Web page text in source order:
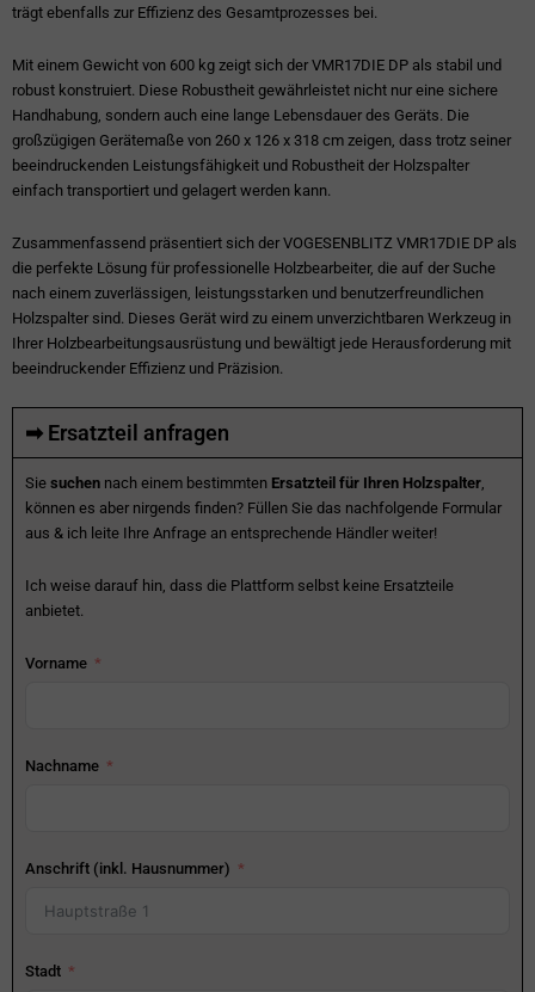
trägt ebenfalls zur Effizienz des Gesamtprozesses bei.
Mit einem Gewicht von 600 kg zeigt sich der VMR17DIE DP als stabil und
robust konstruiert. Diese Robustheit gewährleistet nicht nur eine sichere
Handhabung, sondern auch eine lange Lebensdauer des Geräts. Die
großzügigen Gerätemaße von 260 x 126 x 318 cm zeigen, dass trotz seiner
beeindruckenden Leistungsfähigkeit und Robustheit der Holzspalter
einfach transportiert und gelagert werden kann.
Zusammenfassend präsentiert sich der VOGESENBLITZ VMR17DIE DP als
die perfekte Lösung für professionelle Holzbearbeiter, die auf der Suche
nach einem zuverlässigen, leistungsstarken und benutzerfreundlichen
Holzspalter sind. Dieses Gerät wird zu einem unverzichtbaren Werkzeug in
Ihrer Holzbearbeitungsausrüstung und bewältigt jede Herausforderung mit
beeindruckender Effizienz und Präzision.
➡ Ersatzteil anfragen
Sie suchen nach einem bestimmten Ersatzteil für Ihren Holzspalter,
können es aber nirgends finden? Füllen Sie das nachfolgende Formular
aus & ich leite Ihre Anfrage an entsprechende Händler weiter!
Ich weise darauf hin, dass die Plattform selbst keine Ersatzteile
anbietet.
Vorname
Nachname
Anschrift (inkl. Hausnummer)
Stadt